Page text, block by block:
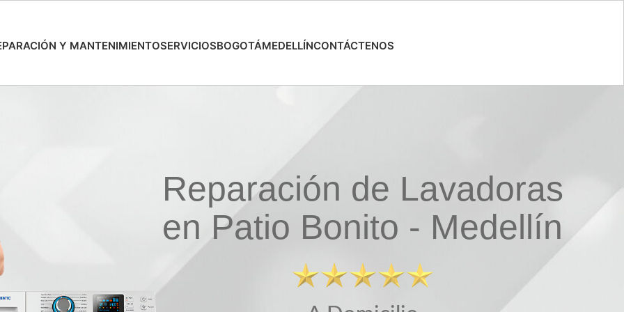
Y MANTENIMIENTOSERVICIOSBOGOTÁMEDELLÍNCONTÁCTENOS
Reparación de Lavadoras
en Patio Bonito - Medellín